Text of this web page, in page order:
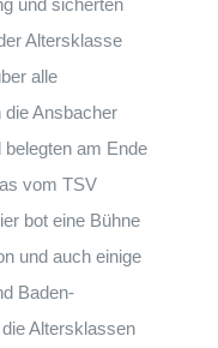
und sicherten
Altersklasse
alle
Ansbacher
am Ende
vom TSV
bot eine Bühne
und auch einige
Baden-
Altersklassen